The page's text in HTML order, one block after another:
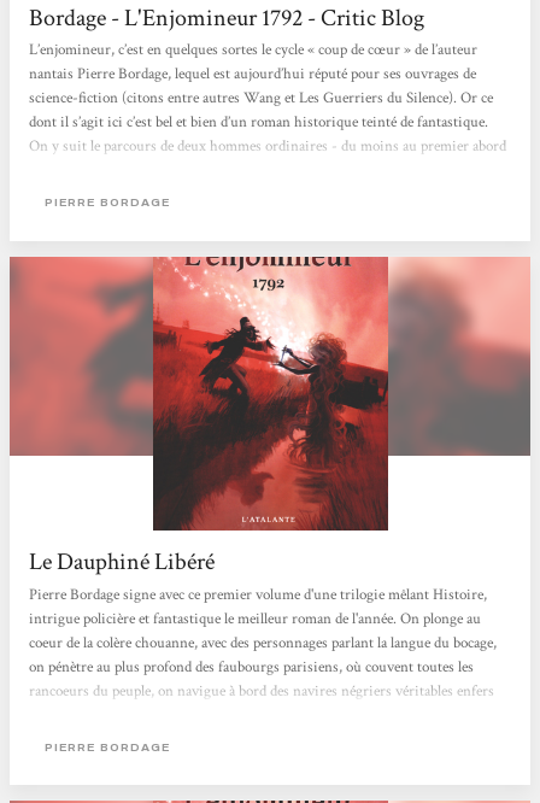
Bordage - L'Enjomineur 1792 - Critic Blog
L’enjomineur, c’est en quelques sortes le cycle « coup de cœur » de l’auteur
nantais Pierre Bordage, lequel est aujourd’hui réputé pour ses ouvrages de
science-fiction (citons entre autres Wang et Les Guerriers du Silence). Or ce
dont il s’agit ici c’est bel et bien d’un roman historique teinté de fantastique.
On y suit le parcours de deux hommes ordinaires - du moins au premier abord
française. Roman historique déjà car, à suivre le parcours de ces deux
PIERRE BORDAGE
Le Dauphiné Libéré
Pierre Bordage signe avec ce premier volume d'une trilogie mêlant Histoire,
intrigue policière et fantastique le meilleur roman de l'année. On plonge au
coeur de la colère chouanne, avec des personnages parlant la langue du bocage,
on pénètre au plus profond des faubourgs parisiens, où couvent toutes les
rancoeurs du peuple, on navigue à bord des navires négriers véritables enfers
par le souffle de l'époque... Pierre Bordage, comme Alexandre Dumas ou Paul
PIERRE BORDAGE